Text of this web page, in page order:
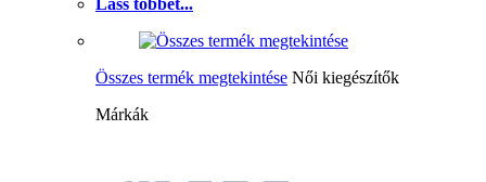
Láss többet...
Összes termék megtekintése Női kiegészítők
Márkák